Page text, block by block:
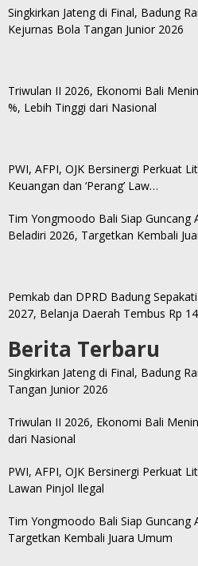
Singkirkan Jateng di Final, Badung
Kejurnas Bola Tangan Junior 2026
Triwulan II 2026, Ekonomi Bali
%, Lebih Tinggi dari Nasional
PWI, AFPI, OJK Bersinergi Perkuat
Keuangan dan ‘Perang’ Law…
Tim Yongmoodo Bali Siap Guncang
Beladiri 2026, Targetkan Kembali
Pemkab dan DPRD Badung Sepakati
2027, Belanja Daerah Tembus Rp
Berita Terbaru
Singkirkan Jateng di Final, Badung
Tangan Junior 2026
Triwulan II 2026, Ekonomi Bali
dari Nasional
PWI, AFPI, OJK Bersinergi Perkuat
Lawan Pinjol Ilegal
Tim Yongmoodo Bali Siap Guncang
Targetkan Kembali Juara Umum